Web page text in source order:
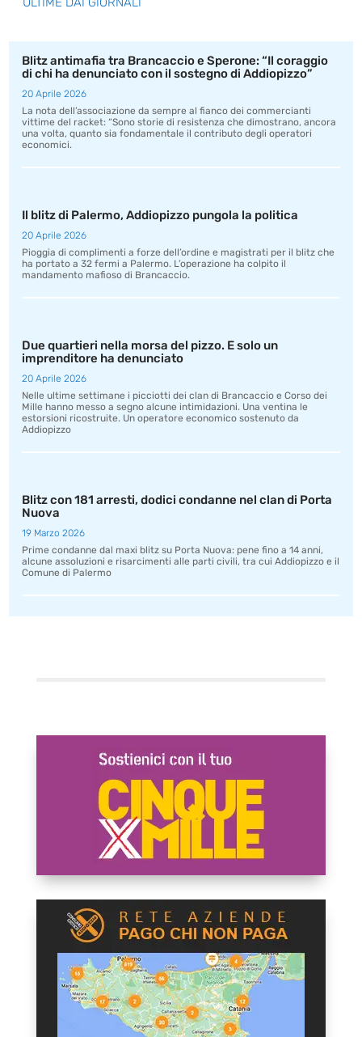
Blitz antimafia tra Brancaccio e Sperone: “Il coraggio
di chi ha denunciato con il sostegno di Addiopizzo”
20 Aprile 2026
La nota dell’associazione da sempre al fianco dei commercianti
vittime del racket: “Sono storie di resistenza che dimostrano, ancora
una volta, quanto sia fondamentale il contributo degli operatori
economici.
Il blitz di Palermo, Addiopizzo pungola la politica
20 Aprile 2026
Pioggia di complimenti a forze dell’ordine e magistrati per il blitz che
ha portato a 32 fermi a Palermo. L’operazione ha colpito il
mandamento mafioso di Brancaccio.
Due quartieri nella morsa del pizzo. E solo un
imprenditore ha denunciato
20 Aprile 2026
Nelle ultime settimane i picciotti dei clan di Brancaccio e Corso dei
Mille hanno messo a segno alcune intimidazioni. Una ventina le
estorsioni ricostruite. Un operatore economico sostenuto da
Addiopizzo
Blitz con 181 arresti, dodici condanne nel clan di Porta
Nuova
19 Marzo 2026
Prime condanne dal maxi blitz su Porta Nuova: pene fino a 14 anni,
alcune assoluzioni e risarcimenti alle parti civili, tra cui Addiopizzo e il
Comune di Palermo